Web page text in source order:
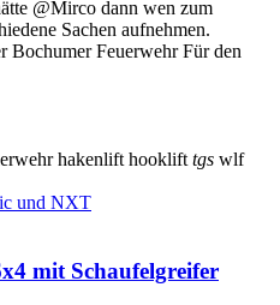
@Mirco dann wen zum
Sachen aufnehmen.
Feuerwehr Für den
hakenlift hooklift tgs wlf
und NXT
mit Schaufelgreifer